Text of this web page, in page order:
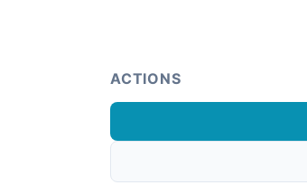
ACTIONS